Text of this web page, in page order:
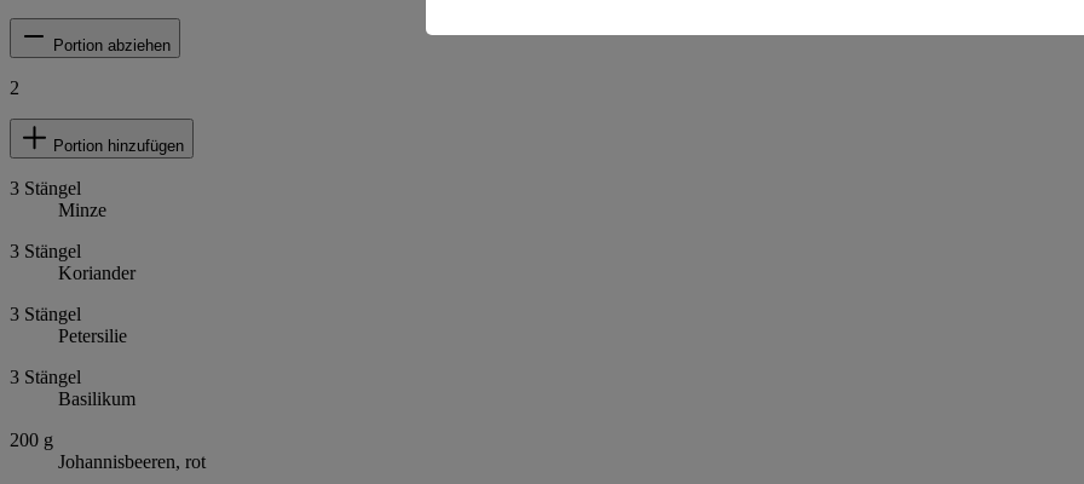
Portion abziehen
2
Portion hinzufügen
3 Stängel
Minze
3 Stängel
Koriander
3 Stängel
Petersilie
3 Stängel
Basilikum
200 g
Johannisbeeren, rot